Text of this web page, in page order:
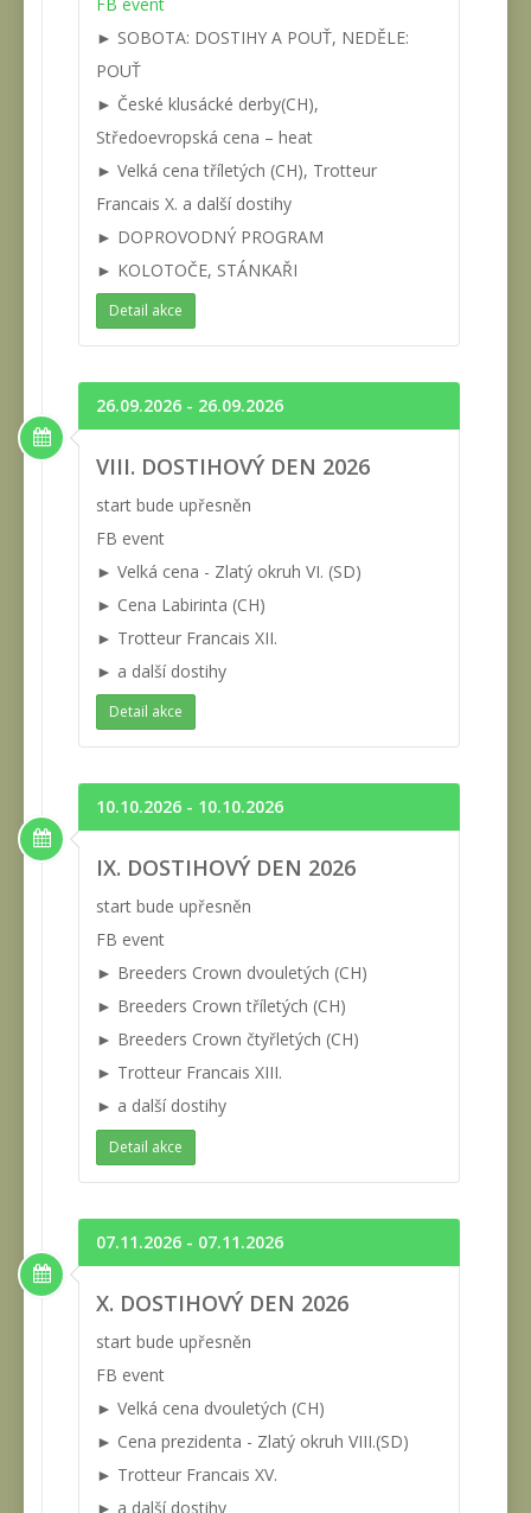
► SOBOTA: DOSTIHY A POUŤ, NEDĚLE:
POUŤ
► České klusácké derby(CH),
Středoevropská cena – heat
► Velká cena tříletých (CH), Trotteur
Francais X. a další dostihy
► DOPROVODNÝ PROGRAM
► KOLOTOČE, STÁNKAŘI
Detail akce
26.09.2026 - 26.09.2026
VIII. DOSTIHOVÝ DEN 2026
start bude upřesněn
FB event
► Velká cena - Zlatý okruh VI. (SD)
► Cena Labirinta (CH)
► Trotteur Francais XII.
► a další dostihy
Detail akce
10.10.2026 - 10.10.2026
IX. DOSTIHOVÝ DEN 2026
start bude upřesněn
FB event
► Breeders Crown dvouletých (CH)
► Breeders Crown tříletých (CH)
► Breeders Crown čtyřletých (CH)
► Trotteur Francais XIII.
► a další dostihy
Detail akce
07.11.2026 - 07.11.2026
X. DOSTIHOVÝ DEN 2026
start bude upřesněn
FB event
► Velká cena dvouletých (CH)
► Cena prezidenta - Zlatý okruh VIII.(SD)
► Trotteur Francais XV.
► a další dostihy